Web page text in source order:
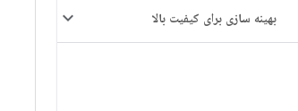
بهینه سازی برای کیفیت بالا